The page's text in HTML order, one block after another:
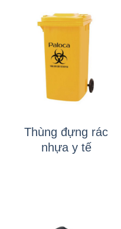
Thùng đựng rác
nhựa y tế